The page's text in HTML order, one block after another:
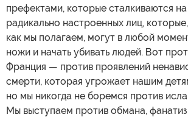
префектами, которые сталкиваются
радикально настроенных лиц, которые,
как мы полагаем, могут в любой
ножи и начать убивать людей. Вот
Франция — против проявлений
смерти, которая угрожает нашим
но мы никогда не боремся против
Мы выступаем против обмана,